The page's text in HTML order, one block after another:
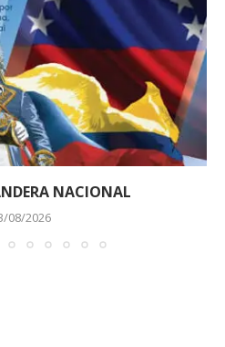
NACIONAL
08/2026